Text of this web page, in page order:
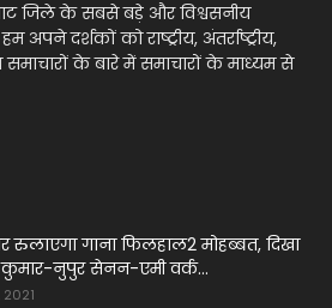
जिले के सबसे बड़े और विश्वसनीय
अपने दर्शकों को राष्ट्रीय, अंतर्राष्ट्रीय,
के बारे में समाचारों के माध्यम से
रुलाएगा गाना फिलहाल2 मोहब्बत, दिखा
कुमार-नुपुर सेनन-एमी वर्क...